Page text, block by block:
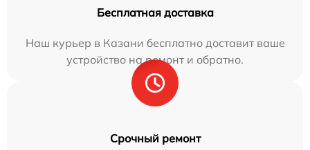
Бесплатная доставка
Наш курьер в Казани бесплатно доставит ваше
устройство на ремонт и обратно.
Срочный ремонт